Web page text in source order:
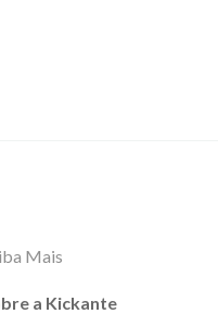
Mais
a Kickante